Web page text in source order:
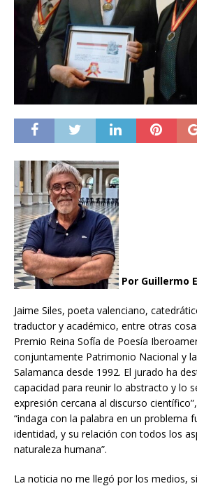
Por Guillermo
Jaime Siles, poeta valenciano,
traductor y académico, entre otras
Premio Reina Sofía de Poesía
conjuntamente Patrimonio Nacional y
Salamanca desde 1992. El jurado ha
capacidad para reunir lo abstracto y lo
expresión cercana al discurso
“indaga con la palabra en un problema
identidad, y su relación con todos los
naturaleza humana”.
La noticia no me llegó por los medios,